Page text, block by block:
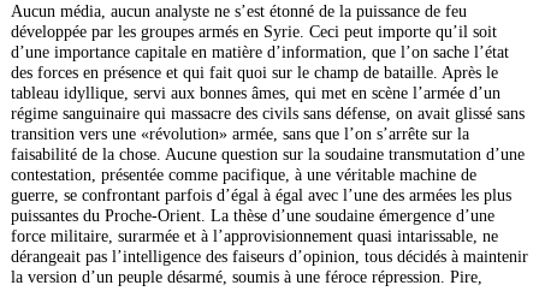
Aucun média, aucun analyste ne s’est étonné de la puissance de feu
développée par les groupes armés en Syrie. Ceci peut importe qu’il soit
d’une importance capitale en matière d’information, que l’on sache l’état
des forces en présence et qui fait quoi sur le champ de bataille. Après le
tableau idyllique, servi aux bonnes âmes, qui met en scène l’armée d’un
régime sanguinaire qui massacre des civils sans défense, on avait glissé sans
transition vers une «révolution» armée, sans que l’on s’arrête sur la
faisabilité de la chose. Aucune question sur la soudaine transmutation d’une
contestation, présentée comme pacifique, à une véritable machine de
guerre, se confrontant parfois d’égal à égal avec l’une des armées les plus
puissantes du Proche-Orient. La thèse d’une soudaine émergence d’une
force militaire, surarmée et à l’approvisionnement quasi intarissable, ne
dérangeait pas l’intelligence des faiseurs d’opinion, tous décidés à maintenir
la version d’un peuple désarmé, soumis à une féroce répression. Pire,